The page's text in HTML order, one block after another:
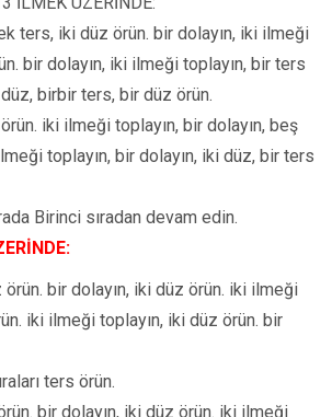
ters, iki düz örün. bir dolayın, iki ilmeği
bir dolayın, iki ilmeği toplayın, bir ters
düz, birbir ters, bir düz örün.
iki ilmeği toplayın, bir dolayın, beş
toplayın, bir dolayın, iki düz, bir ters
Birinci sıradan devam edin.
örün. bir dolayın, iki düz örün. iki ilmeği
iki ilmeği toplayın, iki düz örün. bir
ters örün.
bir dolayın, iki düz örün. iki ilmeği